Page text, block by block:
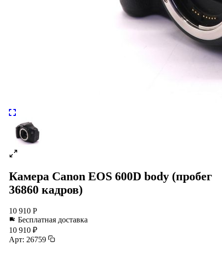
Камера Canon EOS 600D body (пробег
36860 кадров)
10 910 Р
Бесплатная доставка
10 910 ₽
Арт: 26759